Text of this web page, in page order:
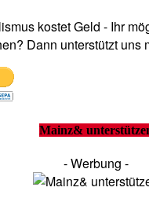
kostet Geld - Ihr
Dann unterstützt uns
Mainz&
- Werbung -